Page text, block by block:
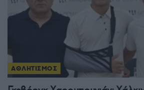
ΑΘΛΗΤΙΣΜΟΣ